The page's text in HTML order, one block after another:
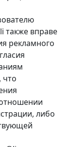
также вправе
рекламного
что
либо